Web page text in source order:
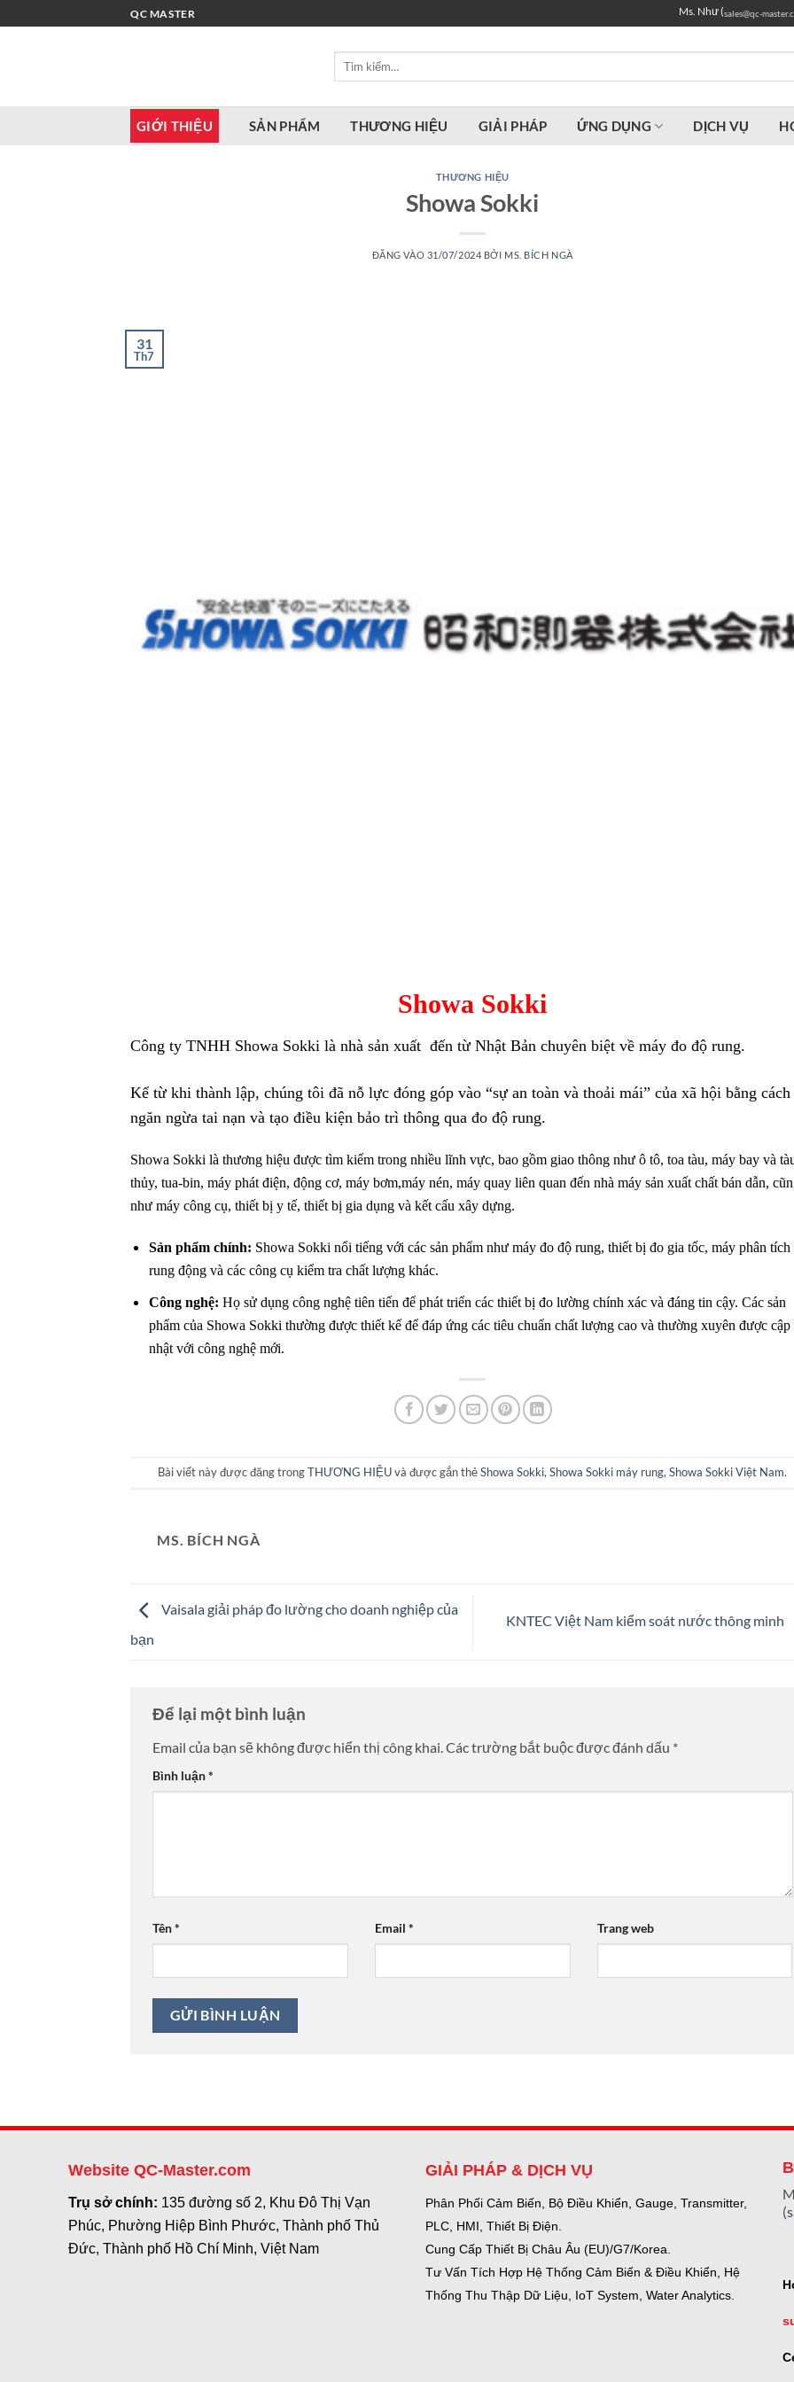
qua
QC MASTER Ms. Như (sales@qc-
Tìm
GIỚI THIỆU SẢN PHẨM THƯƠNG HIỆU GIẢI PHÁP ỨNG DỤNG DỊCH VỤ
THƯƠNG HIỆU
Showa Sokki
ĐĂNG VÀO 31/07/2024 BỞI MS. BÍCH NGÀ
31
Th7
Showa Sokki
Công ty TNHH Showa Sokki là nhà sản xuất đến từ Nhật Bản chuyên biệt về máy đo độ rung.
Kể từ khi thành lập, chúng tôi đã nỗ lực đóng góp vào “sự an toàn và thoải mái” của xã hội bằng cách
ngăn ngừa tai nạn và tạo điều kiện bảo trì thông qua đo độ rung.
Showa Sokki là thương hiệu được tìm kiếm trong nhiều lĩnh vực, bao gồm giao thông như ô tô, toa tàu, máy bay và
thủy, tua-bin, máy phát điện, động cơ, máy bơm,máy nén, máy quay liên quan đến nhà máy sản xuất chất bán dẫn,
như máy công cụ, thiết bị y tế, thiết bị gia dụng và kết cấu xây dựng.
Sản phẩm chính: Showa Sokki nổi tiếng với các sản phẩm như máy đo độ rung, thiết bị đo gia tốc, máy phân tích
rung động và các công cụ kiểm tra chất lượng khác.
Công nghệ: Họ sử dụng công nghệ tiên tiến để phát triển các thiết bị đo lường chính xác và đáng tin cậy. Các sản
phẩm của Showa Sokki thường được thiết kế để đáp ứng các tiêu chuẩn chất lượng cao và thường xuyên được cập
nhật với công nghệ mới.
Bài viết này được đăng trongTHƯƠNG HIỆUvà được gắn thẻShowa Sokki,Showa Sokki máy rung,Showa Sokki Việt Nam.
MS. BÍCH NGÀ
Vaisala giải pháp đo lường cho doanh nghiệp của
bạn
KNTEC Việt Nam kiểm soát nước thông minh
Để lại một bình luận
Email của bạn sẽ không được hiển thị công khai.Các trường bắt buộc được đánh dấu *
Bình luận*
Tên* Email * Trang web
Website QC-Master.com
Trụ sở chính: 135 đường số 2, Khu Đô Thị Vạn
Phúc, Phường Hiệp Bình Phước, Thành phố Thủ
Đức, Thành phố Hồ Chí Minh, Việt Nam
GIẢI PHÁP & DỊCH VỤ
Phân Phối Cảm Biến, Bộ Điều Khiển, Gauge, Transmitter,
PLC, HMI, Thiết Bị Điện.
Cung Cấp Thiết Bị Châu Âu (EU)/G7/Korea.
Tư Vấn Tích Hợp Hệ Thống Cảm Biến & Điều Khiển, Hệ
Thống Thu Thập Dữ Liệu, IoT System, Water Analytics.
(